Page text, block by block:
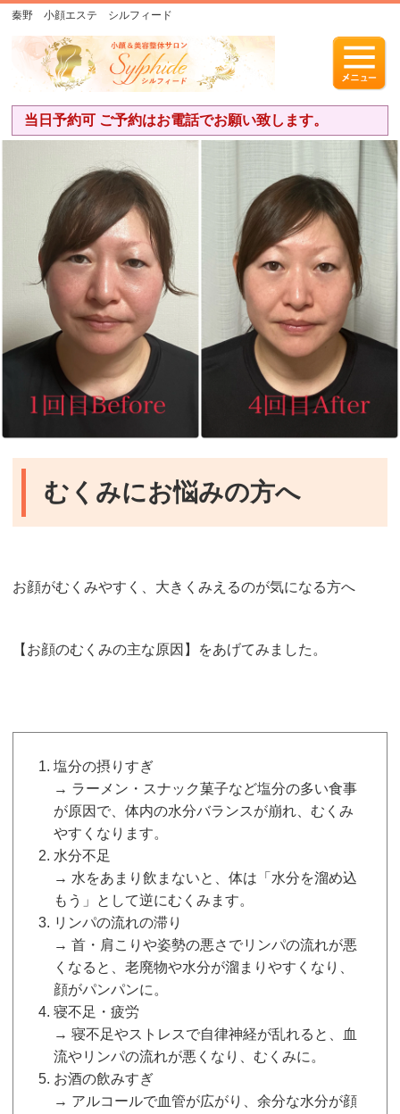
秦野 小顔エステ シルフィード
当日予約可 ご予約はお電話でお願い致します。
むくみにお悩みの方へ
お顔がむくみやすく、大きくみえるのが気になる方へ
【お顔のむくみの主な原因】をあげてみました。
塩分の摂りすぎ
→ ラーメン・スナック菓子など塩分の多い食事
が原因で、体内の水分バランスが崩れ、むくみ
やすくなります。
水分不足
→ 水をあまり飲まないと、体は「水分を溜め込
もう」として逆にむくみます。
リンパの流れの滞り
→ 首・肩こりや姿勢の悪さでリンパの流れが悪
くなると、老廃物や水分が溜まりやすくなり、
顔がパンパンに。
寝不足・疲労
→ 寝不足やストレスで自律神経が乱れると、血
流やリンパの流れが悪くなり、むくみに。
お酒の飲みすぎ
→ アルコールで血管が広がり、余分な水分が顔